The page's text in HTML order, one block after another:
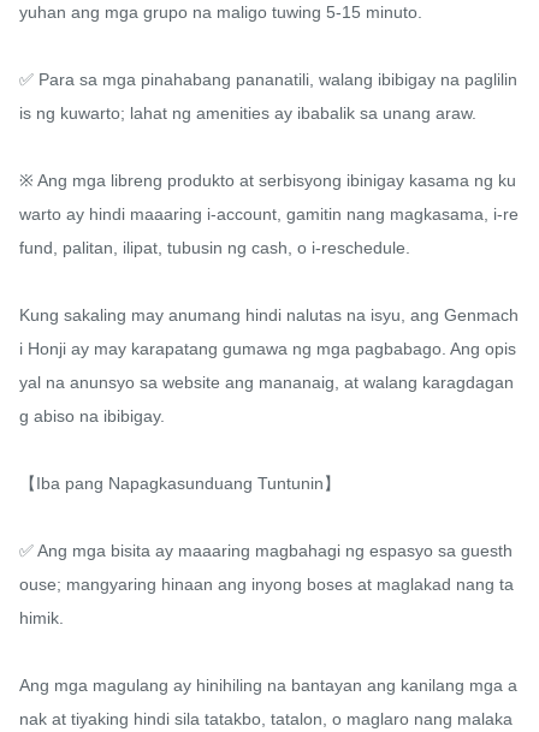
yuhan ang mga grupo na maligo tuwing 5-15 minuto.
✅ Para sa mga pinahabang pananatili, walang ibibigay na paglilin
is ng kuwarto; lahat ng amenities ay ibabalik sa unang araw.
※ Ang mga libreng produkto at serbisyong ibinigay kasama ng ku
warto ay hindi maaaring i-account, gamitin nang magkasama, i-re
fund, palitan, ilipat, tubusin ng cash, o i-reschedule.
Kung sakaling may anumang hindi nalutas na isyu, ang Genmach
i Honji ay may karapatang gumawa ng mga pagbabago. Ang opis
yal na anunsyo sa website ang mananaig, at walang karagdagan
g abiso na ibibigay.
【Iba pang Napagkasunduang Tuntunin】
✅ Ang mga bisita ay maaaring magbahagi ng espasyo sa guesth
ouse; mangyaring hinaan ang inyong boses at maglakad nang ta
himik.
Ang mga magulang ay hinihiling na bantayan ang kanilang mga a
nak at tiyaking hindi sila tatakbo, tatalon, o maglaro nang malaka